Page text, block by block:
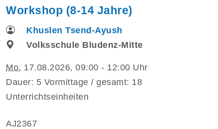
Workshop (8-14 Jahre)
Khuslen Tsend-Ayush
Volksschule Bludenz-Mitte
Mo. 17.08.2026, 09:00 - 12:00 Uhr
Dauer: 5 Vormittage / gesamt: 18
Unterrichtseinheiten
AJ2367